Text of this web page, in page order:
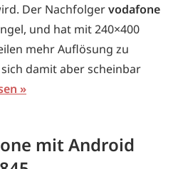
Der Nachfolgervodafone
und hat mit 240×400
mehr Auflösung zu
damit aber scheinbar
mit Android